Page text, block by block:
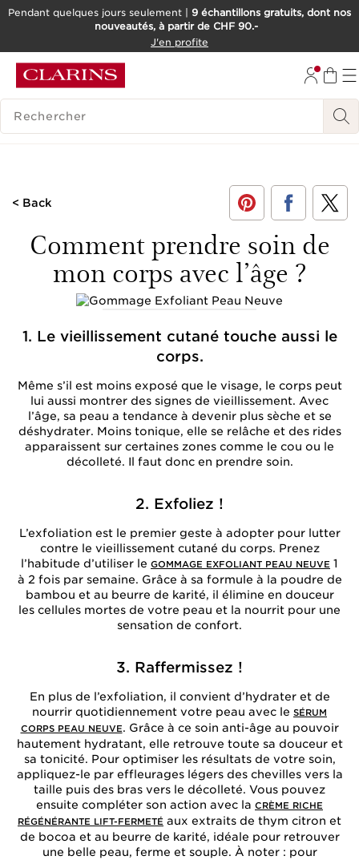
ALLER AU CONTENU
OUTIL D'ACCESSIBILITÉ
Pendant quelques jours seulement | 9 échantillons gratuits, dont nos
nouveautés, à partir de CHF 90.-
J'en profite
HISTORIQUE DES RECHERCHES
< Back
Comment prendre soin de
mon corps avec l’âge ?
1. Le vieillissement cutané touche aussi le
corps.
Même s’il est moins exposé que le visage, le corps peut
lui aussi montrer des signes de vieillissement. Avec
l’âge, sa peau a tendance à devenir plus sèche et se
déshydrater. Moins tonique, elle se relâche et des rides
apparaissent sur certaines zones comme le cou ou le
décolleté. Il faut donc en prendre soin.
2. Exfoliez !
L’exfoliation est le premier geste à adopter pour lutter
contre le vieillissement cutané du corps. Prenez
l’habitude d’utiliser le GOMMAGE EXFOLIANT PEAU NEUVE 1
à 2 fois par semaine. Grâce à sa formule à la poudre de
bambou et au beurre de karité, il élimine en douceur
les cellules mortes de votre peau et la nourrit pour une
sensation de confort.
3. Raffermissez !
En plus de l’exfoliation, il convient d’hydrater et de
nourrir quotidiennement votre peau avec le SÉRUM
CORPS PEAU NEUVE. Grâce à ce soin anti-âge au pouvoir
hautement hydratant, elle retrouve toute sa douceur et
sa tonicité. Pour optimiser les résultats de votre soin,
appliquez-le par effleurages légers des chevilles vers la
taille puis des bras vers le décolleté. Vous pouvez
ensuite compléter son action avec la CRÈME RICHE
RÉGÉNÉRANTE LIFT-FERMETÉ aux extraits de thym citron et
de bocoa et au beurre de karité, idéale pour retrouver
une belle peau, ferme et souple. À noter : pour